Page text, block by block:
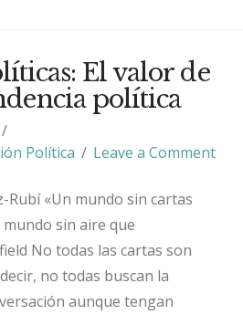
El valor de
política
Política Leave a Comment
Rubí «Un mundo sin cartas
sin aire que
No todas las cartas son
no todas buscan la
aunque tengan